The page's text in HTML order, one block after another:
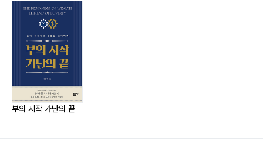
157 세 종의 달란트: 사업과 투자
162 허생전: 사업과 경제
171 콩 심은 데 콩 난다: 투자의 기본
174 이야기 퍼즐 맞추기
3부 경제신문을 읽기 전에 알아야 할 돈
178 경제신문 읽기: 숨겨진 내용 찾기
부의 시작 가난의 끝